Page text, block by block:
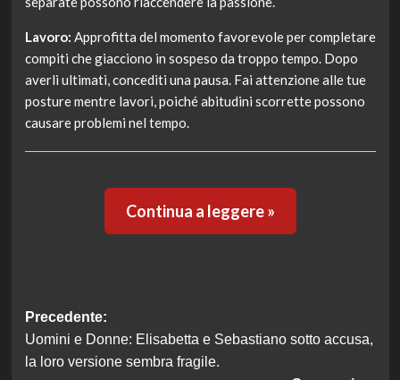
Lavoro: Approfitta del momento favorevole per completare
compiti che giacciono in sospeso da troppo tempo. Dopo
averli ultimati, concediti una pausa. Fai attenzione alle tue
posture mentre lavori, poiché abitudini scorrette possono
causare problemi nel tempo.
Continua a leggere »
Navigazione
articolo
Precedente:
Uomini e Donne: Elisabetta e Sebastiano sotto accusa,
la loro versione sembra fragile.